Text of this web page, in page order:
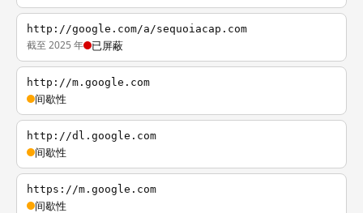
http://google.com/a/sequoiacap.com
截至 2025 年 已屏蔽
http://m.google.com
间歇性
http://dl.google.com
间歇性
https://m.google.com
间歇性